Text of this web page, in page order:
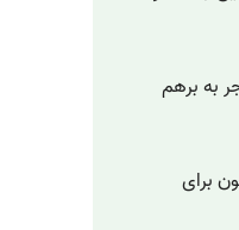
به برهم
برای